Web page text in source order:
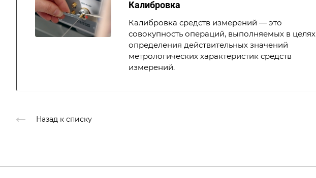
Калибровка
Калибровка средств измерений — это
совокупность операций, выполняемых в целях
определения действительных значений
метрологических характеристик средств
измерений.
Назад к списку